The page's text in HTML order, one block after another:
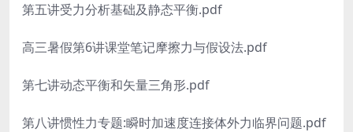
第五讲受力分析基础及静态平衡.pdf
高三暑假第6讲课堂笔记摩擦力与假设法.pdf
第七讲动态平衡和矢量三角形.pdf
第八讲惯性力专题:瞬时加速度连接体外力临界问题.pdf